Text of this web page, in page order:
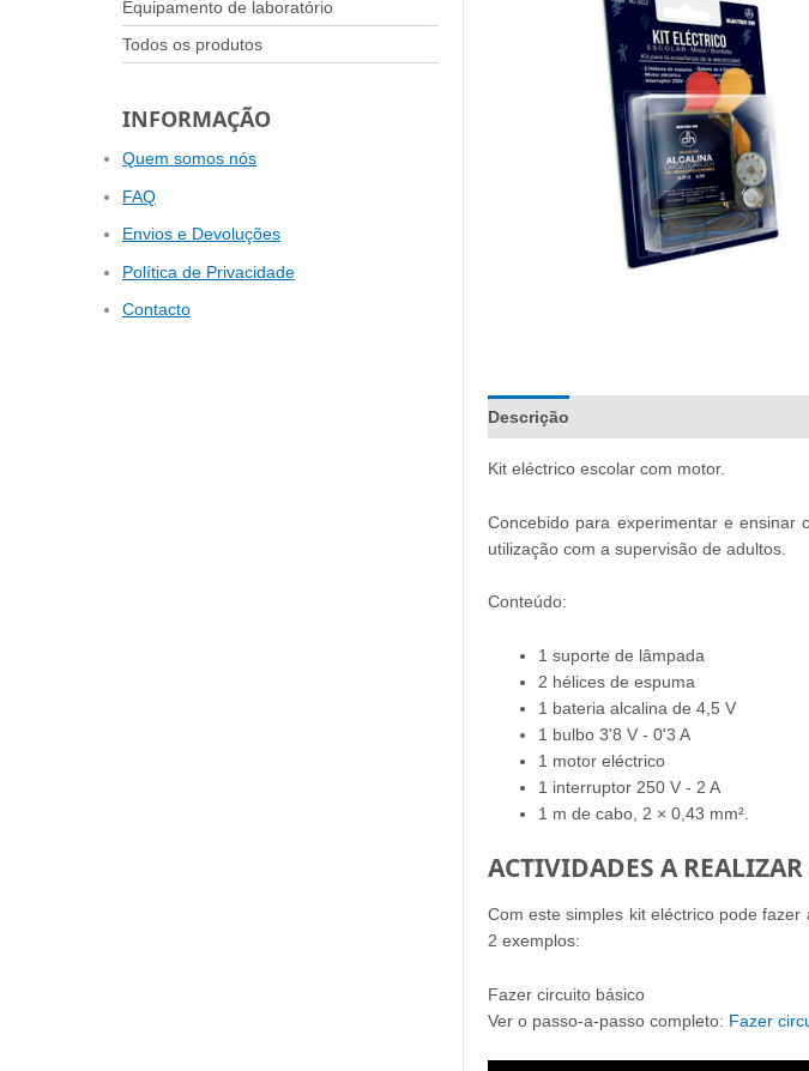
Equipamento de laboratório
Todos os produtos
INFORMAÇÃO
Quem somos nós
FAQ
Envios e Devoluções
Política de Privacidade
Contacto
Descrição
Kit eléctrico escolar com motor.
Concebido para experimentar e ensinar
utilização com a supervisão de adultos.
Conteúdo:
1 suporte de lâmpada
2 hélices de espuma
1 bateria alcalina de 4,5 V
1 bulbo 3'8 V - 0'3 A
1 motor eléctrico
1 interruptor 250 V - 2 A
1 m de cabo, 2 × 0,43 mm².
ACTIVIDADES A
Com este simples kit eléctrico pode
2 exemplos:
Fazer circuito básico
Ver o passo-a-passo completo: Fazer